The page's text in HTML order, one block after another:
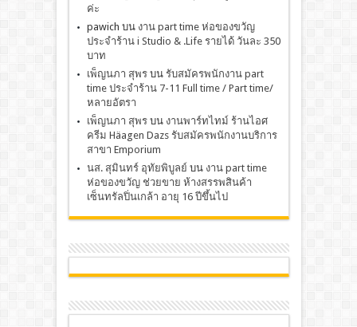
ค่ะ
pawich บน งาน part time ห่อของขวัญ
ประจำร้าน i Studio & .Life รายได้ วันละ 350
บาท
เพ็ญนภา สุพรบน รับสมัครพนักงาน part
time ประจำร้าน 7-11 Full time / Part time/
หลายอัตรา
เพ็ญนภา สุพรบน งานพาร์ทไทม์ ร้านไอศ
ครีม Häagen Dazs รับสมัครพนักงานบริการ
สาขา Emporium
นส. สุมินทร์ อุทัยพิบูลย์ บน งาน part time
ห่อของขวัญ ช่วยขาย ห้างสรรพสินค้า
เซ็นทรัลปิ่นเกล้า อายุ 16 ปีขึ้นไป